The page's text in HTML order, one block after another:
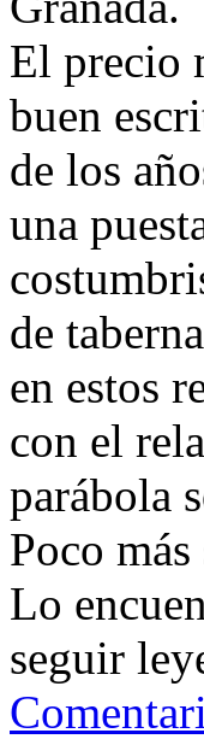
El precio
buen
de los
una
de
en estos
con el
parábola
Poco
Lo
seguir